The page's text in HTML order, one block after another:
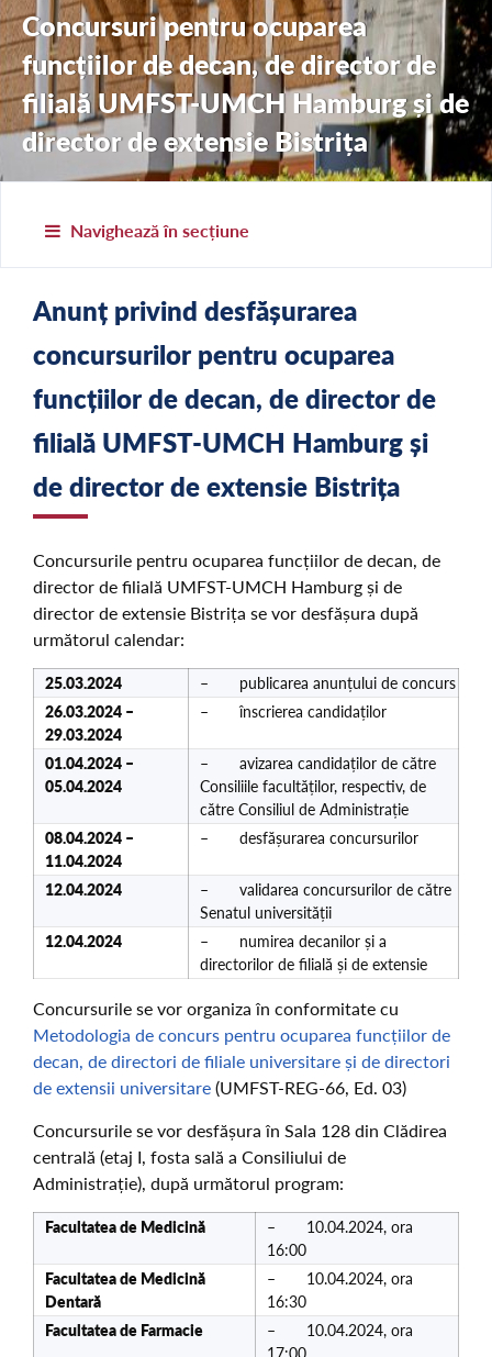
Concursuri pentru ocuparea
funcțiilor de decan, de director de
filială UMFST-UMCH Hamburg și de
director de extensie Bistrița
Navighează în secțiune
Anunț privind desfășurarea
concursurilor pentru ocuparea
funcțiilor de decan, de director de
filială UMFST-UMCH Hamburg și
de director de extensie Bistrița
Concursurile pentru ocuparea funcțiilor de decan, de
director de filială UMFST-UMCH Hamburg și de
director de extensie Bistrița se vor desfășura după
următorul calendar:
25.03.2024
– publicarea anunțului de concurs
26.03.2024 –
29.03.2024
– înscrierea candidaților
01.04.2024 –
05.04.2024
– avizarea candidaților de către
Consiliile facultăților, respectiv, de
către Consiliul de Administrație
08.04.2024 –
11.04.2024
– desfășurarea concursurilor
12.04.2024
– validarea concursurilor de către
Senatul universității
12.04.2024
– numirea decanilor și a
directorilor de filială și de extensie
Concursurile se vor organiza în conformitate cu
Metodologia de concurs pentru ocuparea funcțiilor de
decan, de directori de filiale universitare și de directori
de extensii universitare(UMFST-REG-66, Ed. 03)
Concursurile se vor desfășura în Sala 128 din Clădirea
centrală (etaj I, fosta sală a Consiliului de
Administrație), după următorul program:
Facultatea de Medicină
– 10.04.2024, ora
16:00
Facultatea de Medicină
Dentară
– 10.04.2024, ora
16:30
Facultatea de Farmacie
– 10.04.2024, ora